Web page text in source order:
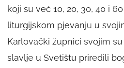
koji su već 10, 20, 30, 40 i
liturgijskom pjevanju u
Karlovački župnici svojim
slavlje u Svetištu priredili